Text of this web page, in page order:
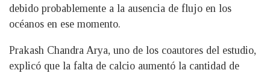
debido probablemente a la ausencia de flujo en los
océanos en ese momento.
Prakash Chandra Arya, uno de los coautores del estudio,
explicó que la falta de calcio aumentó la cantidad de